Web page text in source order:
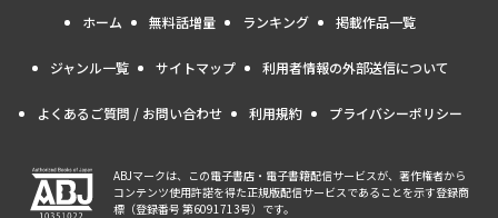
ホーム 無料話増量 ランキング 掲載作品一覧
ジャンル一覧 サイトマップ 利用者情報の外部送信について
よくあるご質問 / お問い合わせ 利用規約 プライバシーポリシー
ABJマークは、この電子書店・電子書籍配信サービスが、著作権者から
コンテンツ使用許諾を得た正規版配信サービスであることを示す登録商
標（登録番号 第6091713号）です。